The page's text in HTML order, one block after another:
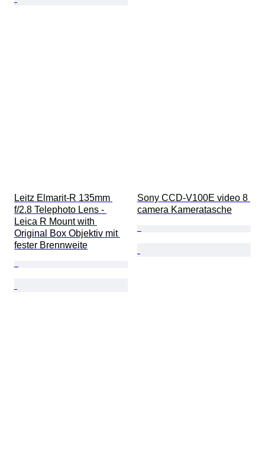
Leitz Elmarit-R 135mm
f/2.8 Telephoto Lens -
Leica R Mount with
Original Box Objektiv mit
fester Brennweite
Sony CCD-V100E video 8
camera Kameratasche